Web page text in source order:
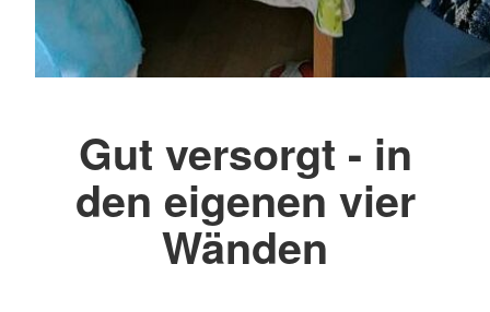
Gut versorgt - in
den eigenen vier
Wänden